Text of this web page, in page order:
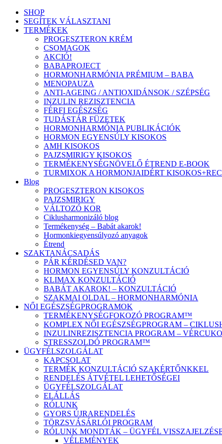
SHOP
SEGÍTEK VÁLASZTANI
TERMÉKEK
PROGESZTERON KRÉM
CSOMAGOK
AKCIÓ!
BABAPROJECT
HORMONHARMÓNIA PRÉMIUM – BABA
MENOPAUZA
ANTI-AGEING / ANTIOXIDÁNSOK / SZÉPSÉG
INZULIN REZISZTENCIA
FÉRFI EGÉSZSÉG
TUDÁSTÁR FÜZETEK
HORMONHARMÓNIA PUBLIKÁCIÓK
HORMON EGYENSÚLY KISOKOS
AMH KISOKOS
PAJZSMIRIGY KISOKOS
TERMÉKENYSÉGNÖVELŐ ÉTREND E-BOOK
TURMIXOK A HORMONJAIDÉRT
Blog
PROGESZTERON KISOKOS
PAJZSMIRIGY
VÁLTOZÓ KOR
Ciklusharmonizáló blog
Termékenység – Babát akarok!
Hormonkiegyensúlyozó anyagok
Étrend
SZAKTANÁCSADÁS
PÁR KÉRDÉSED VAN?
HORMON EGYENSÚLY KONZULTÁCIÓ
KLIMAX KONZULTÁCIÓ
BABÁT AKAROK! – KONZULTÁCIÓ
SZAKMAI OLDAL – HORMONHARMÓNIA
NŐI EGÉSZSÉGPROGRAMOK
TERMÉKENYSÉGFOKOZÓ PROGRAM™
KOMPLEX NŐI EGÉSZSÉGPROGRAM –
INZULINREZISZTENCIA PROGRAM –
STRESSZOLDÓ PROGRAM™
ÜGYFÉLSZOLGÁLAT
KAPCSOLAT
TERMÉK KONZULTÁCIÓ SZAKÉRTŐNKKEL
RENDELÉS ÁTVÉTEL LEHETŐSÉGEI
ÜGYFÉLSZOLGÁLAT
ELÁLLÁS
RÓLUNK
GYORS ÚJRARENDELÉS
TÖRZSVÁSÁRLÓI PROGRAM
RÓLUNK MONDTÁK – ÜGYFÉL
VÉLEMÉNYEK